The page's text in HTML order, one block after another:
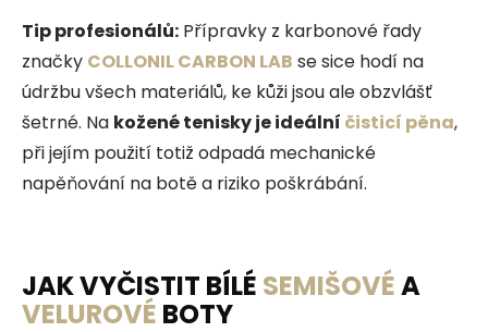
Tip profesionálů: Přípravky z karbonové řady
značky COLLONIL CARBON LAB se sice hodí na
údržbu všech materiálů, ke kůži jsou ale obzvlášť
šetrné. Na kožené tenisky je ideální čisticí pěna,
při jejím použití totiž odpadá mechanické
napěňování na botě a riziko poškrábání.
JAK VYČISTIT BÍLÉ SEMIŠOVÉA
VELUROVÉ BOTY